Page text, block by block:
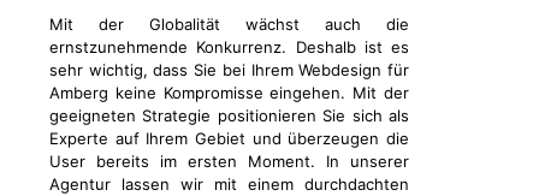
Mit der Globalität wächst auch die
ernstzunehmende Konkurrenz. Deshalb ist es
sehr wichtig, dass Sie bei Ihrem Webdesign für
Amberg keine Kompromisse eingehen. Mit der
geeigneten Strategie positionieren Sie sich als
Experte auf Ihrem Gebiet und überzeugen die
User bereits im ersten Moment. In unserer
Agentur lassen wir mit einem durchdachten